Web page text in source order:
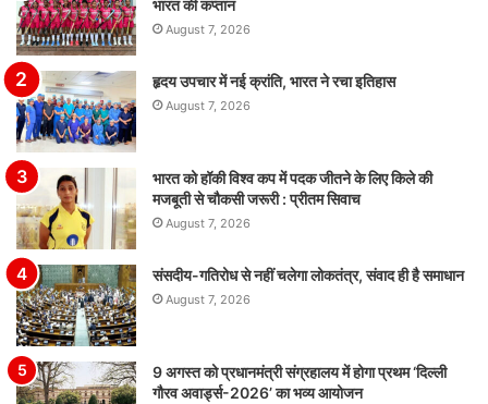
भारत की कप्तान
August 7, 2026
हृदय उपचार में नई क्रांति, भारत ने रचा इतिहास
August 7, 2026
भारत को हॉकी विश्व कप में पदक जीतने के लिए किले की
मजबूती से चौकसी जरूरी : प्रीतम सिवाच
August 7, 2026
संसदीय-गतिरोध से नहीं चलेगा लोकतंत्र, संवाद ही है समाधान
August 7, 2026
9 अगस्त को प्रधानमंत्री संग्रहालय में होगा प्रथम ‘दिल्ली
गौरव अवार्ड्स-2026’ का भव्य आयोजन